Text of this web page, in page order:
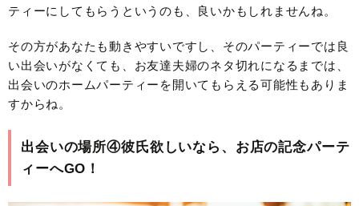
ティーにしてもらうというのも、良いかもしれませんね。
その方があなたも動きやすいですし、そのパーティーでは良
い出会いがなくても、お友達夫婦のネタ切れになるまでは、
出会いのホームパーティーを開いてもらえる可能性もありま
すからね。
出会いの場所④彼氏欲しいなら、お店の記念パーテ
ィーへGO！